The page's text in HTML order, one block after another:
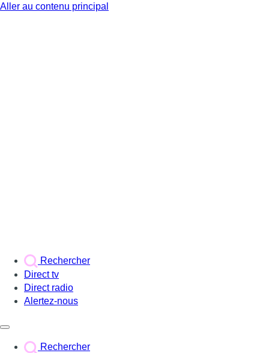
Aller au contenu principal
Rechercher
Direct tv
Direct radio
Alertez-nous
Rechercher